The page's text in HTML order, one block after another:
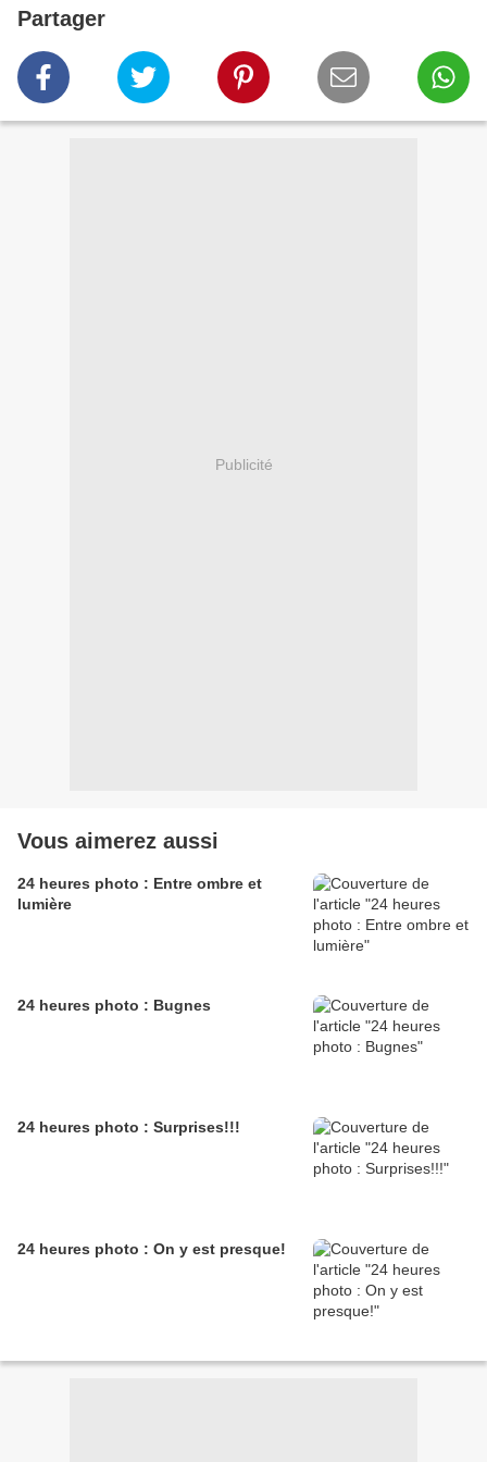
Partager
Publicité
Vous aimerez aussi
24 heures photo : Entre ombre et
lumière
24 heures photo : Bugnes
24 heures photo : Surprises!!!
24 heures photo : On y est presque!